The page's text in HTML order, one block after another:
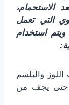
الاستحمام،
التي تعمل
استخدام
والبلسم
حتى يجف من